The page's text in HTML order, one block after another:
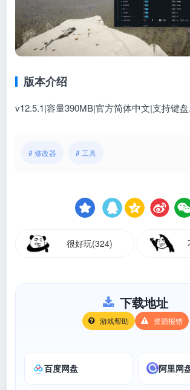
版本介绍
v12.5.1|容量390MB|官方简体中文|支持键
# 修改器 # 工具
很好玩(324)
下载地址
游戏帮助 资源报错
百度网盘 阿里网